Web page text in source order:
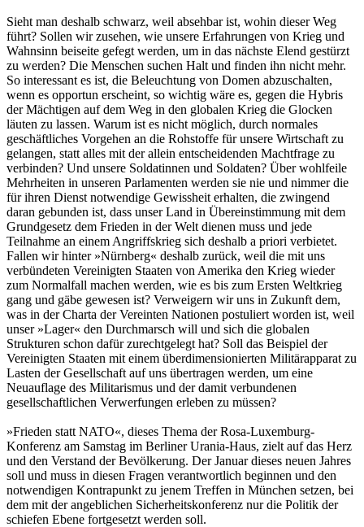
Sieht man deshalb schwarz, weil absehbar ist, wohin dieser Weg
führt? Sollen wir zusehen, wie unsere Erfahrungen von Krieg und
Wahnsinn beiseite gefegt werden, um in das nächste Elend gestürzt
zu werden? Die Menschen suchen Halt und finden ihn nicht mehr.
So interessant es ist, die Beleuchtung von Domen abzuschalten,
wenn es opportun erscheint, so wichtig wäre es, gegen die Hybris
der Mächtigen auf dem Weg in den globalen Krieg die Glocken
läuten zu lassen. Warum ist es nicht möglich, durch normales
geschäftliches Vorgehen an die Rohstoffe für unsere Wirtschaft zu
gelangen, statt alles mit der allein entscheidenden Machtfrage zu
verbinden? Und unsere Soldatinnen und Soldaten? Über wohlfeile
Mehrheiten in unseren Parlamenten werden sie nie und nimmer die
für ihren Dienst notwendige Gewissheit erhalten, die zwingend
daran gebunden ist, dass unser Land in Übereinstimmung mit dem
Grundgesetz dem Frieden in der Welt dienen muss und jede
Teilnahme an einem Angriffskrieg sich deshalb a priori verbietet.
Fallen wir hinter »Nürnberg« deshalb zurück, weil die mit uns
verbündeten Vereinigten Staaten von Amerika den Krieg wieder
zum Normalfall machen werden, wie es bis zum Ersten Weltkrieg
gang und gäbe gewesen ist? Verweigern wir uns in Zukunft dem,
was in der Charta der Vereinten Nationen postuliert worden ist, weil
unser »Lager« den Durchmarsch will und sich die globalen
Strukturen schon dafür zurechtgelegt hat? Soll das Beispiel der
Vereinigten Staaten mit einem überdimensionierten Militärapparat zu
Lasten der Gesellschaft auf uns übertragen werden, um eine
Neuauflage des Militarismus und der damit verbundenen
gesellschaftlichen Verwerfungen erleben zu müssen?
»Frieden statt NATO«, dieses Thema der Rosa-Luxemburg-
Konferenz am Samstag im Berliner Urania-Haus, zielt auf das Herz
und den Verstand der Bevölkerung. Der Januar dieses neuen Jahres
soll und muss in diesen Fragen verantwortlich beginnen und den
notwendigen Kontrapunkt zu jenem Treffen in München setzen, bei
dem mit der angeblichen Sicherheitskonferenz nur die Politik der
schiefen Ebene fortgesetzt werden soll.